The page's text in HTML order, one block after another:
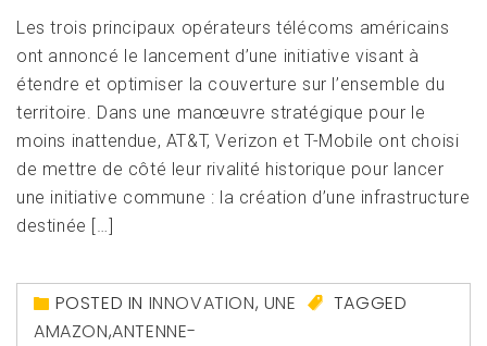
Les trois principaux opérateurs télécoms américains
ont annoncé le lancement d’une initiative visant à
étendre et optimiser la couverture sur l’ensemble du
territoire. Dans une manœuvre stratégique pour le
moins inattendue, AT&T, Verizon et T-Mobile ont choisi
de mettre de côté leur rivalité historique pour lancer
une initiative commune : la création d’une infrastructure
destinée […]
POSTED IN INNOVATION, UNE
TAGGED
AMAZON,ANTENNE-